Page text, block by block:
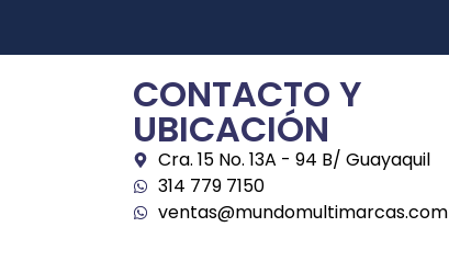
CONTACTO Y
UBICACIÓN
Cra. 15 No. 13A - 94 B/ Guayaquil
314 779 7150
ventas@mundomultimarcas.com